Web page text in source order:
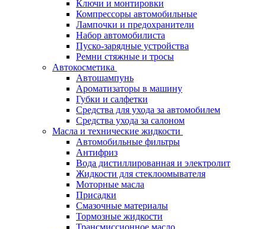
Ключи и монтировки
Компрессоры автомобильные
Лампочки и предохранители
Набор автомобилиста
Пуско-зарядные устройства
Ремни стяжные и тросы
Автокосметика
Автошампунь
Ароматизаторы в машину
Губки и салфетки
Средства для ухода за автомобилем
Средства ухода за салоном
Масла и технические жидкости
Автомобильные фильтры
Антифриз
Вода дистиллированная и электролит
Жидкости для стеклоомывателя
Моторные масла
Присадки
Смазочные материалы
Тормозные жидкости
Трансмиссионное масло